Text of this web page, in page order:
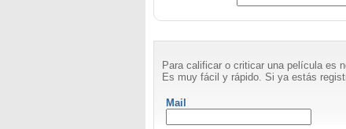
Para calificar o criticar una película es
Es muy fácil y rápido. Si ya estás
Mail